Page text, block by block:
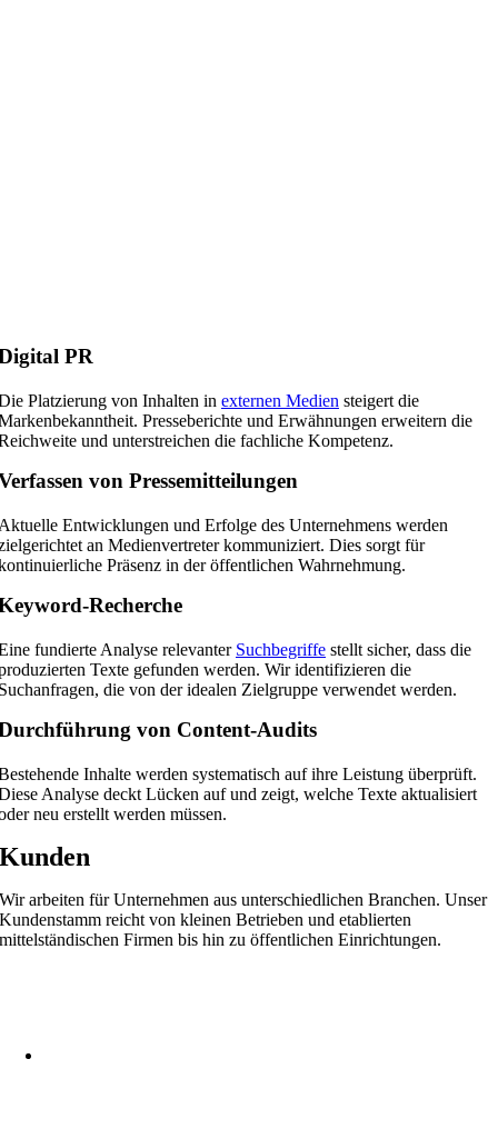
PR
Platzierung von Inhalten in externen Medien steigert die
Presseberichte und Erwähnungen erweitern die
und unterstreichen die fachliche Kompetenz.
von Pressemitteilungen
Entwicklungen und Erfolge des Unternehmens werden
an Medienvertreter kommuniziert. Dies sorgt für
Präsenz in der öffentlichen Wahrnehmung.
Recherche
fundierte Analyse relevanter Suchbegriffe stellt sicher, dass die
Texte gefunden werden. Wir identifizieren die
die von der idealen Zielgruppe verwendet werden.
von Content-Audits
Inhalte werden systematisch auf ihre Leistung überprüft.
Analyse deckt Lücken auf und zeigt, welche Texte aktualisiert
neu erstellt werden müssen.
Kunden
Wir arbeiten für Unternehmen aus unterschiedlichen Branchen. Unser
Kundenstamm reicht von kleinen Betrieben und etablierten
mittelständischen Firmen bis hin zu öffentlichen Einrichtungen.